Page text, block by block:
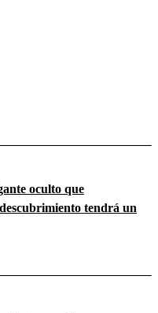
oculto que
tendrá un